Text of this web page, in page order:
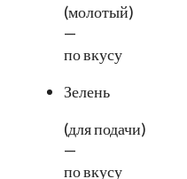
(молотый)
—
по вкусу
Зелень
(для подачи)
—
по вкусу